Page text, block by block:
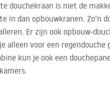
douchekraan is niet de
in dan opbouwkranen. Zo’n
Er zijn ook opbouw-
alleen voor een
kun je ook een